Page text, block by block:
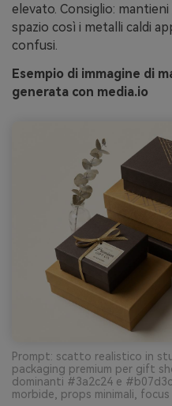
elevato. Consiglio:
spazio così i metalli caldi
confusi.
Esempio di immagine di
generata con media.io
Prompt: scatto realistico in
packaging premium per gift
dominanti #3a2c24 e
morbide, props minimali,